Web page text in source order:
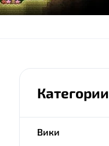
Категории
Вики